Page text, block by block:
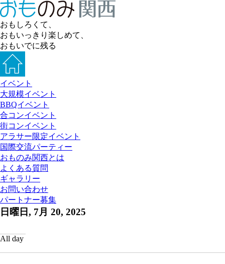
おもしろくて、
おもいっきり楽しめて、
おもいでに残る
イベント
大規模イベント
BBQイベント
合コンイベント
街コンイベント
アラサー限定イベント
国際交流パーティー
おものみ関西とは
よくある質問
ギャラリー
お問い合わせ
パートナー募集
日曜日, 7月 20, 2025
All day